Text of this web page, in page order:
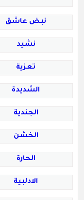
نبض عاشق
نشيد
تعزية
الشديدة
الجندية
الخشن
الحارة
الادلبية